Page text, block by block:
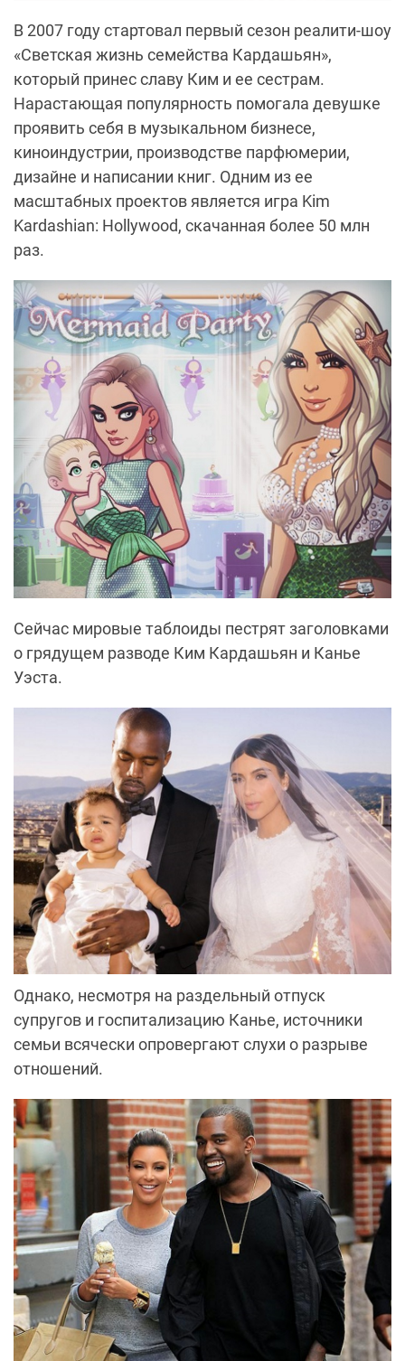
В 2007 году стартовал первый сезон реалити-шоу
«Светская жизнь семейства Кардашьян»,
который принес славу Ким и ее сестрам.
Нарастающая популярность помогала девушке
проявить себя в музыкальном бизнесе,
киноиндустрии, производстве парфюмерии,
дизайне и написании книг. Одним из ее
масштабных проектов является игра Kim
Kardashian: Hollywood, скачанная более 50 млн
раз.
Сейчас мировые таблоиды пестрят заголовками
о грядущем разводе Ким Кардашьян и Канье
Уэста.
Однако, несмотря на раздельный отпуск
супругов и госпитализацию Канье, источники
семьи всячески опровергают слухи о разрыве
отношений.